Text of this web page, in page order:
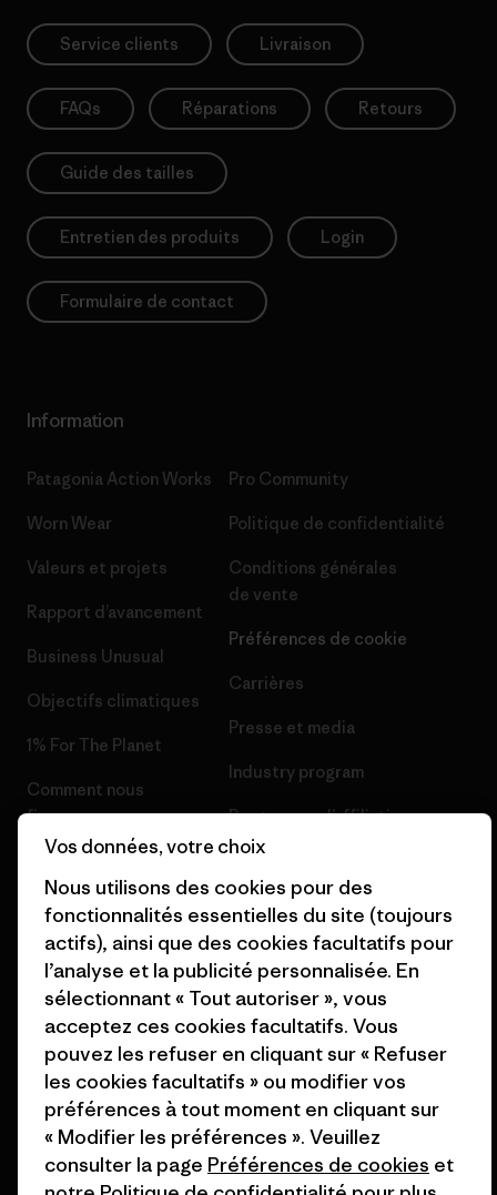
Service clients Livraison
FAQs Réparations Retours
Guide des tailles
Entretien des produits Login
Formulaire de contact
Information
Patagonia Action Works
Worn Wear
Valeurs et projets
Rapport d’avancement
Business Unusual
Objectifs climatiques
1% For The Planet
Comment nous
finançons
Cartes cadeaux
Nos magasins
Pro Community
Politique de confidentialité
Conditions générales
de vente
Préférences de cookie
Carrières
Presse et media
Industry program
Programme d’affiliation
Patagonia Belgique Plan du
site
© 2026 Patagonia, Inc. All Rights Reserved.
français
Vos données, votre choix
Nous utilisons des cookies pour des
fonctionnalités essentielles du site (toujours
actifs), ainsi que des cookies facultatifs pour
l’analyse et la publicité personnalisée. En
sélectionnant « Tout autoriser », vous
acceptez ces cookies facultatifs. Vous
pouvez les refuser en cliquant sur « Refuser
les cookies facultatifs » ou modifier vos
préférences à tout moment en cliquant sur
« Modifier les préférences ». Veuillez
consulter la page Préférences de cookies et